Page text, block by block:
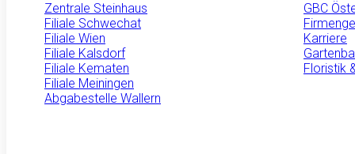
MANNA
Pflanzen
Zentrale Steinhaus
Filiale Schwechat
Filiale Wien
Filiale Kalsdorf
Filiale Kematen
Filiale Meiningen
Abgabestelle Wallern
GBC
Karriere
Floristik